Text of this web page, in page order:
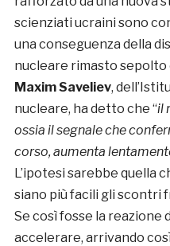
scienziati ucraini sono
una conseguenza della
nucleare rimasto
Maxim Saveliev,
nucleare, ha detto che “il
ossia il segnale che
corso, aumenta
L’ipotesi sarebbe quella
siano più facili gli scontri
Se così fosse la reazione
accelerare, arrivando